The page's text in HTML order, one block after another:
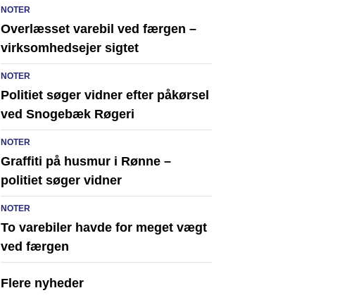
NOTER
Overlæsset varebil ved færgen –
virksomhedsejer sigtet
NOTER
Politiet søger vidner efter påkørsel
ved Snogebæk Røgeri
NOTER
Graffiti på husmur i Rønne –
politiet søger vidner
NOTER
To varebiler havde for meget vægt
ved færgen
Flere nyheder